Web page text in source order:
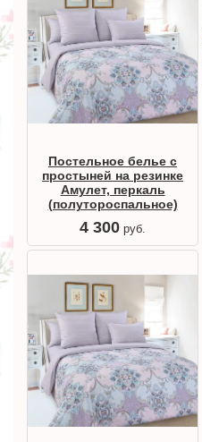
Постельное белье с
простыней на резинке
Амулет, перкаль
(полутороспальное)
4 300 руб.